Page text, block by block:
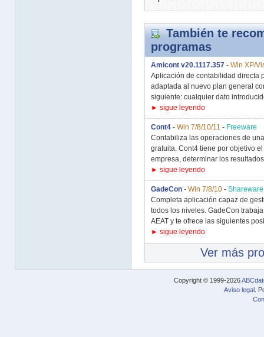
También te
programas
Amicont v20.1117.357 - Win XP/
Aplicación de contabilidad directa
adaptada al nuevo plan general
siguiente: cualquier dato
► sigue leyendo
Cont4 - Win 7/8/10/11 - Freeware
Contabiliza las operaciones de
gratuita. Cont4 tiene por objetivo
empresa, determinar los
► sigue leyendo
GadeCon - Win 7/8/10 - Shareware
Completa aplicación capaz de
todos los niveles. GadeCon
AEAT y te ofrece las siguientes
► sigue leyendo
Ver más
Copyright © 1999-2026
Aviso legal .